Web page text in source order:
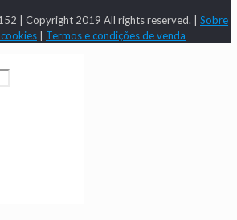
| Copyright 2019 All rights reserved. | Sobre
| Termos e condições de venda